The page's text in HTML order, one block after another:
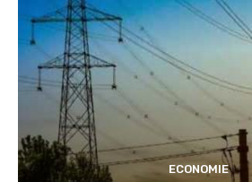
ECONOMIE